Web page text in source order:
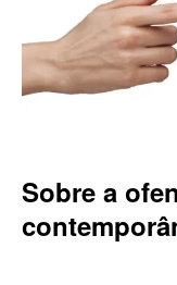
Sobre a